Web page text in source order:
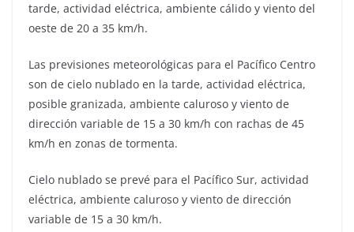
tarde, actividad eléctrica, ambiente cálido y viento del
oeste de 20 a 35 km/h.
Las previsiones meteorológicas para el Pacífico Centro
son de cielo nublado en la tarde, actividad eléctrica,
posible granizada, ambiente caluroso y viento de
dirección variable de 15 a 30 km/h con rachas de 45
km/h en zonas de tormenta.
Cielo nublado se prevé para el Pacífico Sur, actividad
eléctrica, ambiente caluroso y viento de dirección
variable de 15 a 30 km/h.